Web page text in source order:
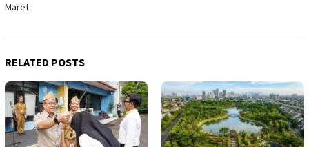
Maret
RELATED POSTS